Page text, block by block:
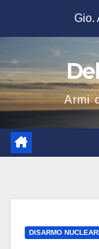
Gio.
Armi
DISARMO